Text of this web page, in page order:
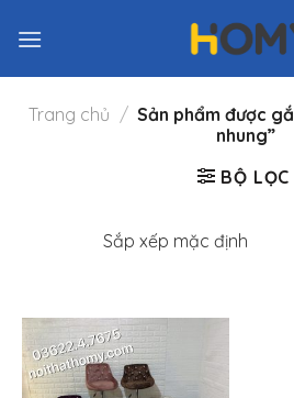
Trang chủ / Sản phẩm được
nhung”
BỘ LỌC